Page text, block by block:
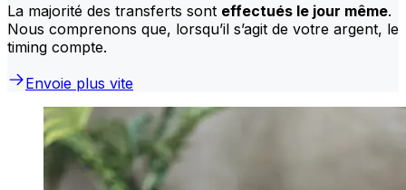
La majorité des transferts sont effectués le jour même.
Nous comprenons que, lorsqu’il s’agit de votre argent, le
timing compte.
Envoie plus vite